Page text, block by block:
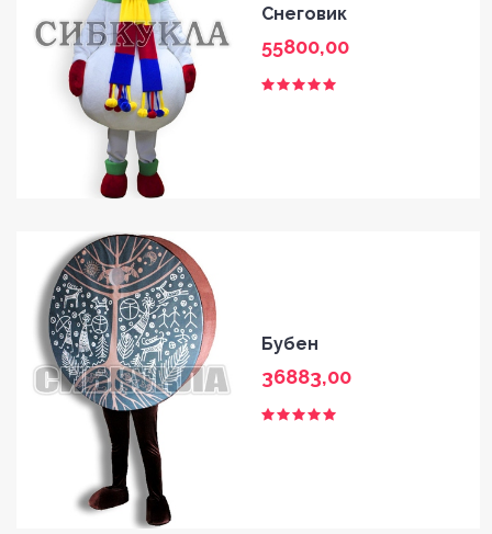
Снеговик
55800,00
Бубен
36883,00